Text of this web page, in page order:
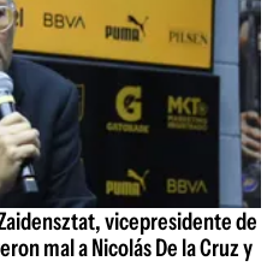
vicepresidente de
mal a Nicolás De la Cruz y